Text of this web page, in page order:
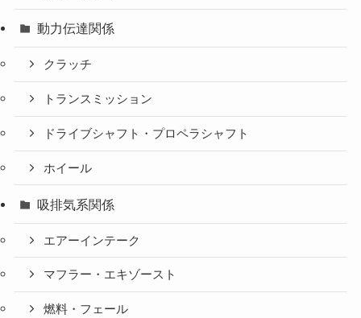
動力伝達関係
クラッチ
トランスミッション
ドライブシャフト・プロペラシャフト
ホイール
吸排気系関係
エアーインテーク
マフラー・エキゾースト
燃料・フェール